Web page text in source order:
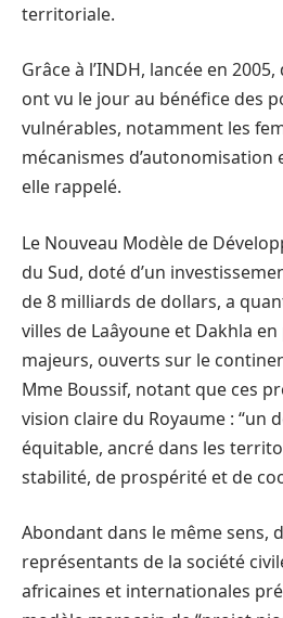
territoriale.
Grâce à l’INDH, lancée en
ont vu le jour au bénéfice des
vulnérables, notamment les
mécanismes
elle rappelé.
Le Nouveau Modèle de
du Sud, doté d’un
de 8 milliards de dollars, a
villes de Laâyoune et Dakhla
majeurs, ouverts sur le
Mme Boussif, notant que ces
vision claire du Royaume : “un
équitable, ancré dans les
stabilité, de prospérité et de
Abondant dans le même sens,
représentants de la société
africaines et internationales